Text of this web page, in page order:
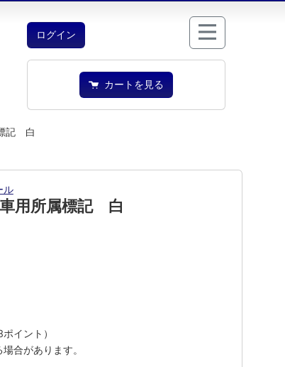
ログイン
カートを見る
記 白
ル
用所属標記 白
イント）
合があります。